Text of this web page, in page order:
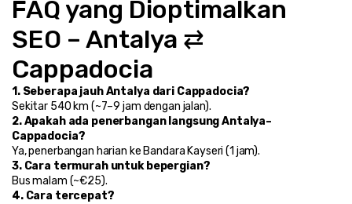
FAQ yang Dioptimalkan
SEO – Antalya ⇄
Cappadocia
1. Seberapa jauh Antalya dari Cappadocia?
Sekitar 540 km (~7–9 jam dengan jalan).
2. Apakah ada penerbangan langsung Antalya–
Cappadocia?
Ya, penerbangan harian ke Bandara Kayseri (1 jam).
3. Cara termurah untuk bepergian?
Bus malam (~€25).
4. Cara tercepat?